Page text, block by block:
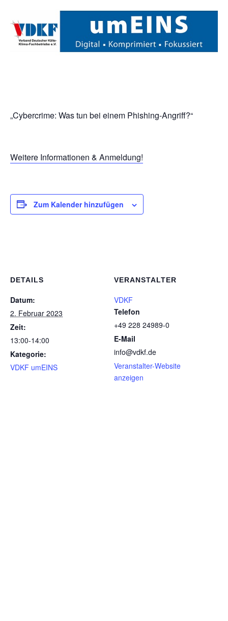
„Cybercrime: Was tun bei einem Phishing-Angriff?“
Weitere Informationen & Anmeldung!
Zum Kalender hinzufügen
DETAILS
Datum:
2. Februar 2023
Zeit:
13:00-14:00
Kategorie:
VDKF umEINS
VERANSTALTER
VDKF
Telefon
+49 228 24989-0
E-Mail
info@vdkf.de
Veranstalter-Website
anzeigen